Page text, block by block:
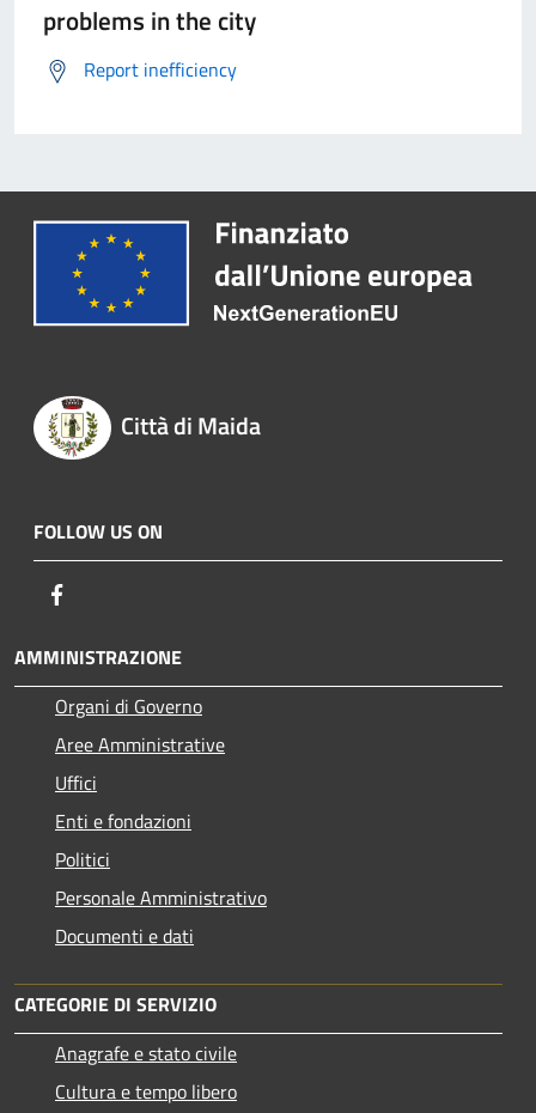
problems in the city
Report inefficiency
Città di Maida
FOLLOW US ON
AMMINISTRAZIONE
Organi di Governo
Aree Amministrative
Uffici
Enti e fondazioni
Politici
Personale Amministrativo
Documenti e dati
CATEGORIE DI SERVIZIO
Anagrafe e stato civile
Cultura e tempo libero